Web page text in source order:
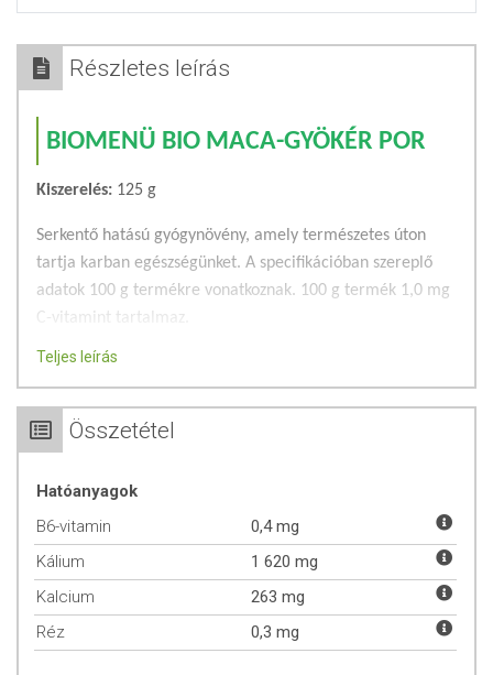
Részletes leírás
BIOMENÜ BIO MACA-GYÖKÉR POR
Kiszerelés: 125 g
Serkentő hatású gyógynövény, amely természetes úton
tartja karban egészségünket. A specifikációban szereplő
adatok 100 g termékre vonatkoznak. 100 g termék 1,0 mg
C-vitamint tartalmaz.
A Maca gyökér egy az Andok lejtőin vadon élő növény,
melyet "Perui Ginzengnek" is neveznek. Energizáló,
erősítő, állóképesség javító, valamint a jobb érzelmi
4200 méter feletti magasságban, zord időjárási viszonyok
között (hideg, erős szél, intenzív napsütés), a legtöbb
növény számára kifejezetten hátrányos körülmények között
Milyen hatásaival segítheti a maca-gyökér egészségünk
megőrzését?
Teljes leírás
Összetétel
Hatóanyagok
B6-vitamin
0,4 mg
Kálium
1 620 mg
Kalcium
263 mg
Réz
0,3 mg